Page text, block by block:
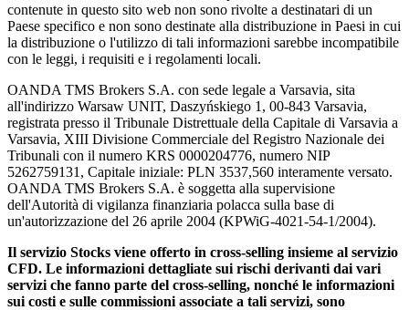
contenute in questo sito web non sono rivolte a destinatari di un
Paese specifico e non sono destinate alla distribuzione in Paesi in cui
la distribuzione o l'utilizzo di tali informazioni sarebbe incompatibile
con le leggi, i requisiti e i regolamenti locali.
OANDA TMS Brokers S.A. con sede legale a Varsavia, sita
all'indirizzo Warsaw UNIT, Daszyńskiego 1, 00-843 Varsavia,
registrata presso il Tribunale Distrettuale della Capitale di Varsavia a
Varsavia, XIII Divisione Commerciale del Registro Nazionale dei
Tribunali con il numero KRS 0000204776, numero NIP
5262759131, Capitale iniziale: PLN 3537,560 interamente versato.
OANDA TMS Brokers S.A. è soggetta alla supervisione
dell'Autorità di vigilanza finanziaria polacca sulla base di
un'autorizzazione del 26 aprile 2004 (KPWiG-4021-54-1/2004).
Il servizio Stocks viene offerto in cross-selling insieme al servizio
CFD. Le informazioni dettagliate sui rischi derivanti dai vari
servizi che fanno parte del cross-selling, nonché le informazioni
sui costi e sulle commissioni associate a tali servizi, sono